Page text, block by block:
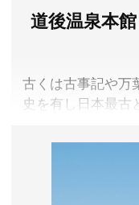
チェックアウト
15:00～20:00、チ
所在地／愛媛県宇
お問い合わせ／
道後温泉本
古くは古事記や万
史を有し日本最古
定されています。